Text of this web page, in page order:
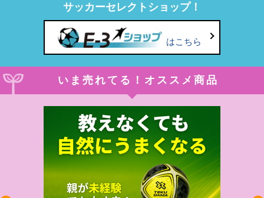
サッカーセレクトショップ！
はこちら
いま売れてる！オススメ商品